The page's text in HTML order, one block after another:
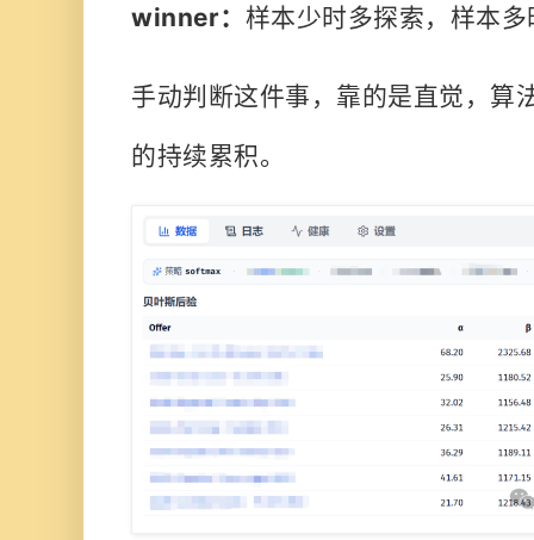
winner： 样本少时多探索，样本
手动判断这件事，靠的是直觉，算
的持续累积。